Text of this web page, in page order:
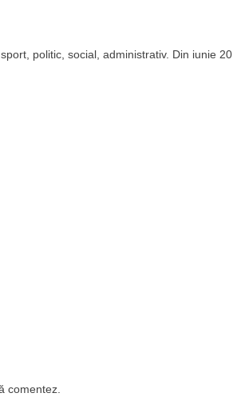
politic, social, administrativ. Din iunie
comentez.